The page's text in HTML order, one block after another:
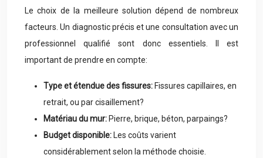
Le choix de la meilleure solution dépend de nombreux
facteurs. Un diagnostic précis et une consultation avec un
professionnel qualifié sont donc essentiels. Il est
important de prendre en compte:
Type et étendue des fissures: Fissures capillaires, en
retrait, ou par cisaillement?
Matériau du mur: Pierre, brique, béton, parpaings?
Budget disponible: Les coûts varient
considérablement selon la méthode choisie.